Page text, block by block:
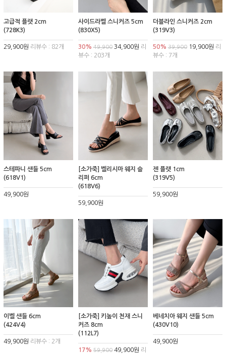
고급적 플랫 2cm
(728K3)
29,900원 리뷰수 : 82개
사이드라벨 스니커즈 5cm
(830X5)
30% 49,90034,900원 리
뷰수 : 203개
더블라인 스니커즈 2cm
(319V3)
50% 39,90019,900원 리
뷰수 : 7개
스테파니 샌들 5cm
(618V1)
49,900원
[소가죽] 벨리시마 웨지 슬
리퍼 6cm
(618V6)
59,900원
젠 플랫 1cm
(319V5)
59,900원
이벨 샌들 6cm
(424V4)
49,900원 리뷰수 : 2개
[소가죽] 키높이 천재 스니
커즈 8cm
(112L7)
17% 59,90049,900원 리
베네치아 웨지 샌들 5cm
(430V10)
49,900원